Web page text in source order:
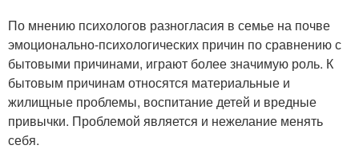
По мнению психологов разногласия в семье на почве
эмоционально-психологических причин по сравнению с
бытовыми причинами, играют более значимую роль. К
бытовым причинам относятся материальные и
жилищные проблемы, воспитание детей и вредные
привычки. Проблемой является и нежелание менять
себя.